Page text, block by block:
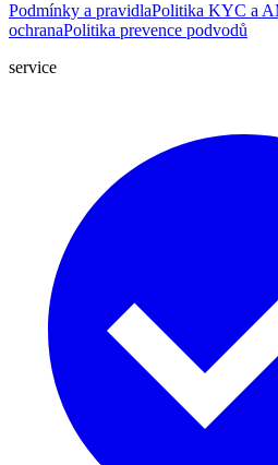
Podmínky a pravidlaPolitika KYC a
ochranaPolitika prevence podvodů
service